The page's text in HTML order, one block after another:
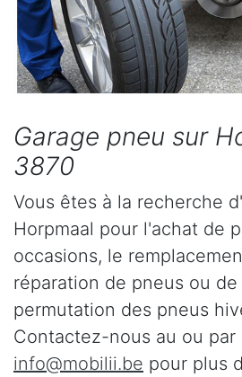
Garage pneu sur
3870
Vous êtes à la recherche
Horpmaal pour l'achat de
occasions, le
réparation de pneus ou
permutation des pneus
Contactez-nous au ou par
info@mobilii.be pour plus